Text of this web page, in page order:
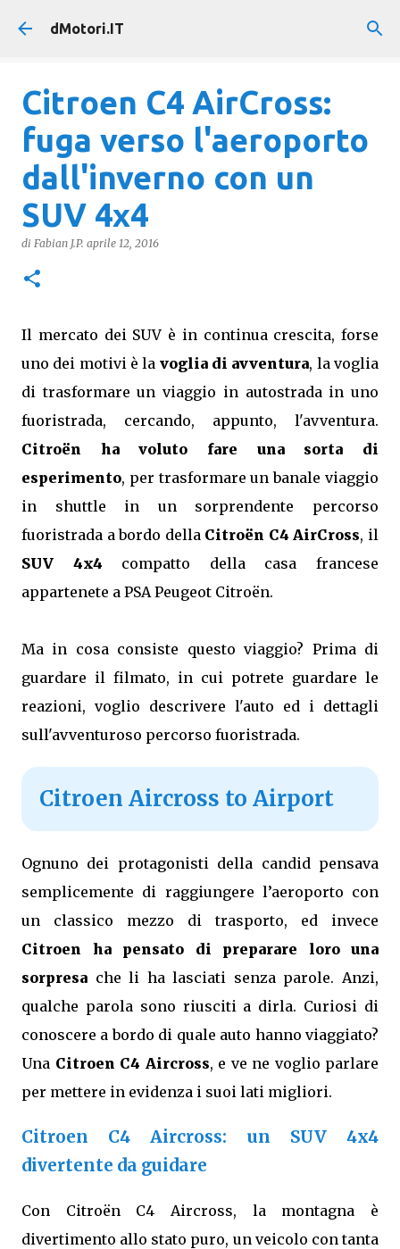
Passa ai contenuti principali
dMotori.IT
Citroen C4 AirCross:
fuga verso l'aeroporto
dall'inverno con un
SUV 4x4
di Fabian J.P. aprile 12, 2016
Il mercato dei SUV è in continua crescita, forse
uno dei motivi è la voglia di avventura, la voglia
di trasformare un viaggio in autostrada in uno
fuoristrada, cercando, appunto, l'avventura.
Citroën ha voluto fare una sorta di
esperimento, per trasformare un banale viaggio
in shuttle in un sorprendente percorso
fuoristrada a bordo della Citroën C4 AirCross, il
SUV 4x4 compatto della casa francese
appartenete a PSA Peugeot Citroën.
Ma in cosa consiste questo viaggio? Prima di
guardare il filmato, in cui potrete guardare le
reazioni, voglio descrivere l'auto ed i dettagli
sull'avventuroso percorso fuoristrada.
Citroen Aircross to Airport
Ognuno dei protagonisti della candid pensava
semplicemente di raggiungere l’aeroporto con
un classico mezzo di trasporto, ed invece
Citroen ha pensato di preparare loro una
sorpresa che li ha lasciati senza parole. Anzi,
qualche parola sono riusciti a dirla. Curiosi di
conoscere a bordo di quale auto hanno viaggiato?
Una Citroen C4 Aircross, e ve ne voglio parlare
per mettere in evidenza i suoi lati migliori.
Citroen C4 Aircross: un SUV 4x4
divertente da guidare
Con Citroën C4 Aircross, la montagna è
divertimento allo stato puro, un veicolo con tanta